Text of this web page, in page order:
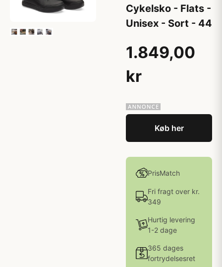
Cykelsko - Flats -
Unisex - Sort - 44
1.849,00
kr
Køb her
PrisMatch
Fri fragt over kr.
349
Hurtig levering
1-2 dage
365 dages
fortrydelsesret